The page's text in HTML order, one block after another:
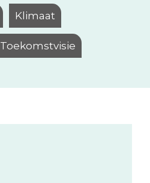
Klimaat
Toekomstvisie